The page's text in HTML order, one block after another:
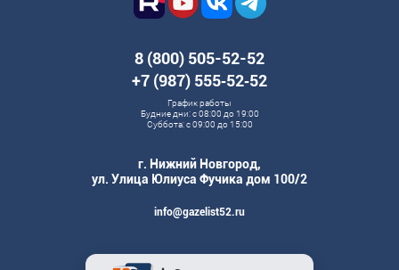
8 (800) 505-52-52
+7 (987) 555‑52‑52
График работы
Будние дни: с 08:00 до 19:00
Суббота: с 09:00 до 15:00
г. Нижний Новгород,
ул. Улица Юлиуса Фучика дом 100/2
info@gazelist52.ru